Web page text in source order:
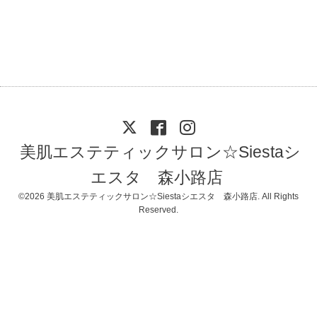
美肌エステティックサロン☆Siestaシ
エスタ 森小路店
©2026 美肌エステティックサロン☆Siestaシエスタ 森小路店. All Rights
Reserved.